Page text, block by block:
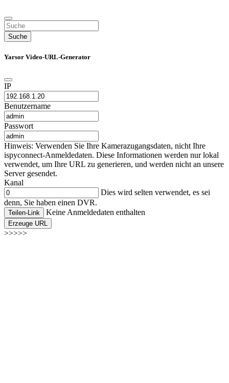
Suche
Yarsor Video-URL-Generator
IP
Benutzername
Passwort
Hinweis: Verwenden Sie Ihre Kamerazugangsdaten, nicht Ihre
ispyconnect-Anmeldedaten. Diese Informationen werden nur lokal
verwendet, um Ihre URL zu generieren, und werden nicht an unsere
Server gesendet.
Kanal
Dies wird selten verwendet, es sei
denn, Sie haben einen DVR.
Teilen-Link Keine Anmeldedaten enthalten
Erzeuge URL
>>>>>